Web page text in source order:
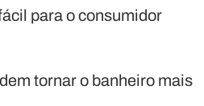
para o consumidor
tornar o banheiro mais